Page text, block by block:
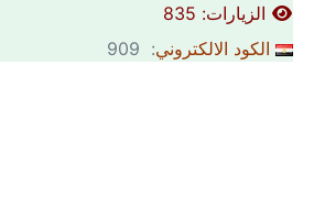
الزيارات: 835
الكود الالكتروني: 909